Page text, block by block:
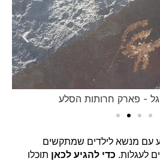
- פארק חרותות הסלע
עם מנשא לילדים שמתקשים
לעגלות. כדי להגיע לכאן תוכלו